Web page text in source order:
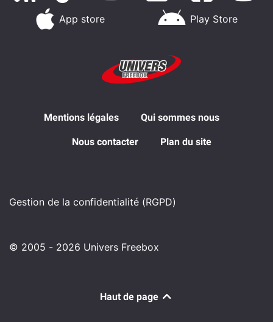
App store Play Store
Mentions légales Qui sommes nous
Nous contacter Plan du site
Gestion de la confidentialité (RGPD)
© 2005 - 2026 Univers Freebox
Haut de page